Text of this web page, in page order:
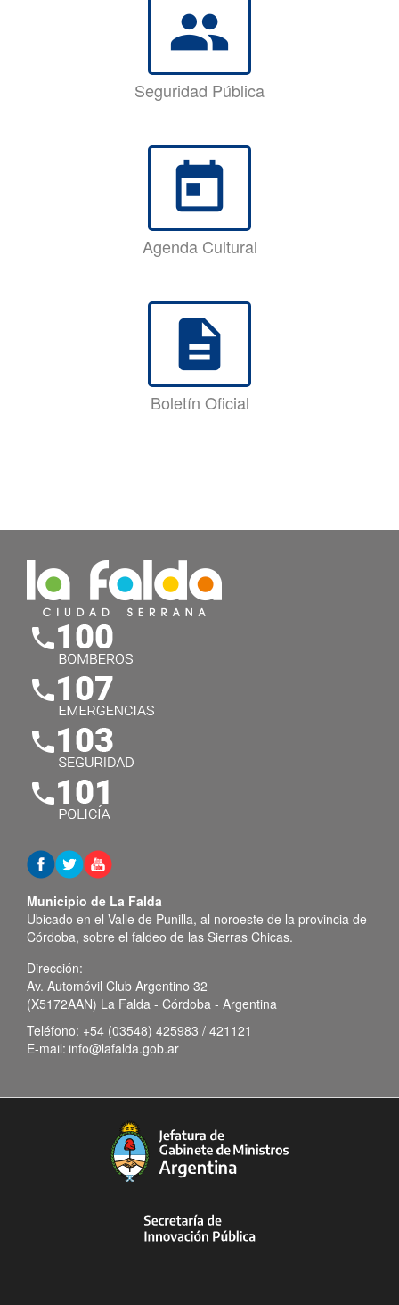
group
Seguridad Pública
today
Agenda Cultural
description
Boletín Oficial
Municipio de La Falda
Ubicado en el Valle de Punilla, al noroeste de la provincia de
Córdoba, sobre el faldeo de las Sierras Chicas.
Dirección:
Av. Automóvil Club Argentino 32
(X5172AAN) La Falda - Córdoba - Argentina
Teléfono: +54 (03548) 425983 / 421121
E-mail: info@lafalda.gob.ar